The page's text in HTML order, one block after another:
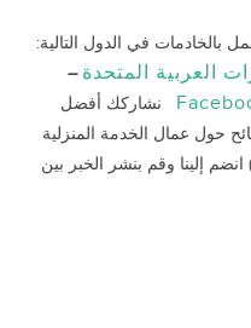
العربية المتحدة –
نشاركك أفضل
حول عمال الخدمة المنزلية
انضم إلينا وقم بنشر الخبر بين